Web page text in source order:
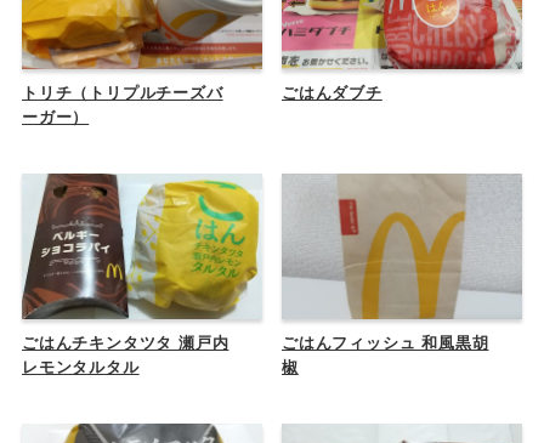
トリチ（トリプルチーズバ
ーガー）
ごはんダブチ
ごはんチキンタツタ 瀬戸内
レモンタルタル
ごはんフィッシュ 和風黒胡
椒